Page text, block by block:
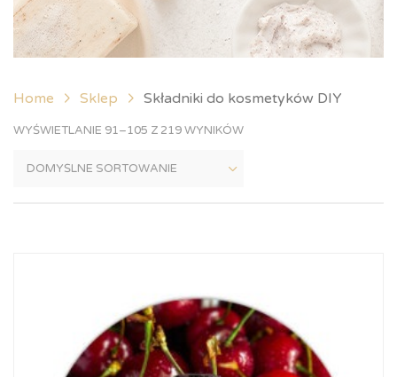
Home Sklep Składniki do kosmetyków DIY
WYŚWIETLANIE 91–105 Z 219 WYNIKÓW